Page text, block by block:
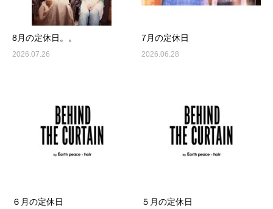
8月の定休日。。
2026.07.26
7月の定休日
2026.06.28
６月の定休日 ５月の定休日